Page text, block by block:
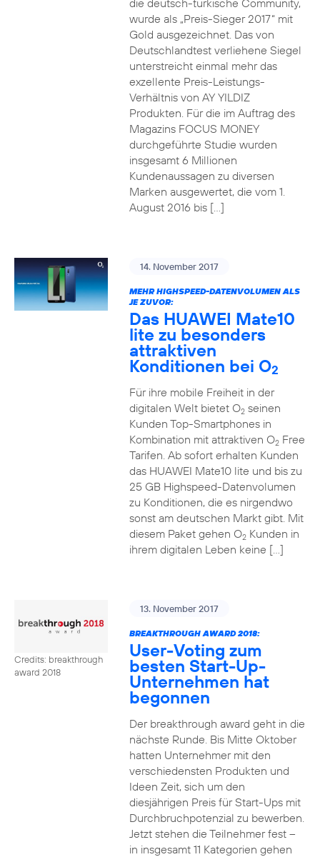
die deutsch-türkische Community,
wurde als „Preis-Sieger 2017“ mit
Gold ausgezeichnet. Das von
Deutschlandtest verliehene Siegel
unterstreicht einmal mehr das
exzellente Preis-Leistungs-
Verhältnis von AY YILDIZ
Produkten. Für die im Auftrag des
Magazins FOCUS MONEY
durchgeführte Studie wurden
insgesamt 6 Millionen
Kundenaussagen zu diversen
Marken ausgewertet, die vom 1.
August 2016 bis […]
14. November 2017
MEHR HIGHSPEED-DATENVOLUMEN ALS
JE ZUVOR:
Das HUAWEI Mate10
lite zu besonders
attraktiven
Konditionen bei O2
Für ihre mobile Freiheit in der
digitalen Welt bietet O2seinen
Kunden Top-Smartphones in
Kombination mit attraktiven O2Free
Tarifen. Ab sofort erhalten Kunden
das HUAWEI Mate10 lite und bis zu
25 GB Highspeed-Datenvolumen
zu Konditionen, die es nirgendwo
sonst am deutschen Markt gibt. Mit
diesem Paket gehen O2Kunden in
ihrem digitalen Leben keine […]
Credits: breakthrough
award 2018
13. November 2017
BREAKTHROUGH AWARD 2018:
User-Voting zum
besten Start-Up-
Unternehmen hat
begonnen
Der breakthrough award geht in die
nächste Runde. Bis Mitte Oktober
hatten Unternehmer mit den
verschiedensten Produkten und
Ideen Zeit, sich um den
diesjährigen Preis für Start-Ups mit
Durchbruchpotenzial zu bewerben.
Jetzt stehen die Teilnehmer fest –
in insgesamt 11 Kategorien gehen